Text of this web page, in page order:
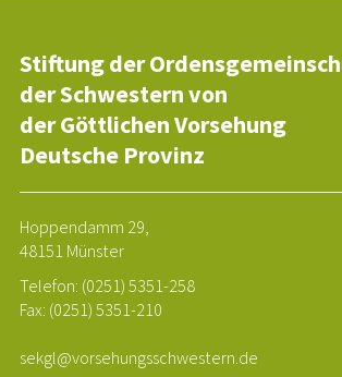
Stiftung der
der Schwestern von
der Göttlichen Vorsehung
Deutsche Provinz
Hoppendamm 29,
48151 Münster
Telefon: (0251) 5351-258
Fax: (0251) 5351-210
sekgl@vorsehungsschwestern.de